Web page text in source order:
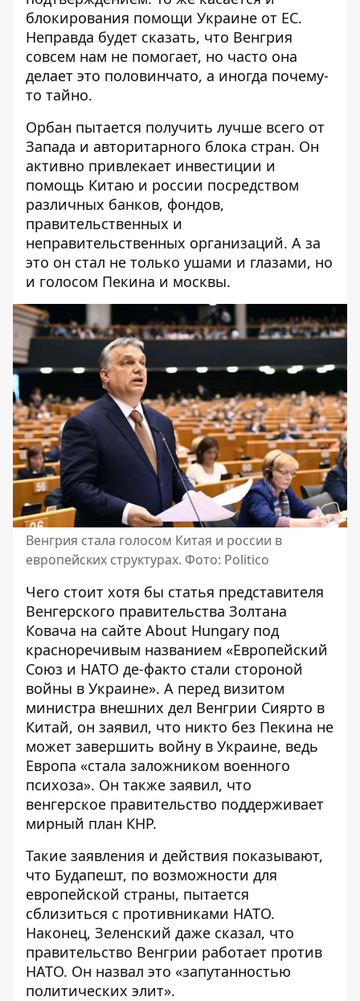
блокирования помощи Украине от ЕС.
Неправда будет сказать, что Венгрия
совсем нам не помогает, но часто она
делает это половинчато, а иногда почему-
то тайно.
Орбан пытается получить лучше всего от
Запада и авторитарного блока стран. Он
активно привлекает инвестиции и
помощь Китаю и россии посредством
различных банков, фондов,
правительственных и
неправительственных организаций. А за
это он стал не только ушами и глазами, но
и голосом Пекина и москвы.
Венгрия стала голосом Китая и россии в
европейских структурах. Фото: Politico
Чего стоит хотя бы статья представителя
Венгерского правительства Золтана
Ковача на сайте About Hungary под
красноречивым названием «Европейский
Союз и НАТО де-факто стали стороной
войны в Украине». А перед визитом
министра внешних дел Венгрии Сиярто в
Китай, он заявил, что никто без Пекина не
может завершить войну в Украине, ведь
Европа «стала заложником военного
психоза». Он также заявил, что
венгерское правительство поддерживает
мирный план КНР.
Такие заявления и действия показывают,
что Будапешт, по возможности для
европейской страны, пытается
сблизиться с противниками НАТО.
Наконец, Зеленский даже сказал, что
правительство Венгрии работает против
НАТО. Он назвал это «запутанностью
политических элит».